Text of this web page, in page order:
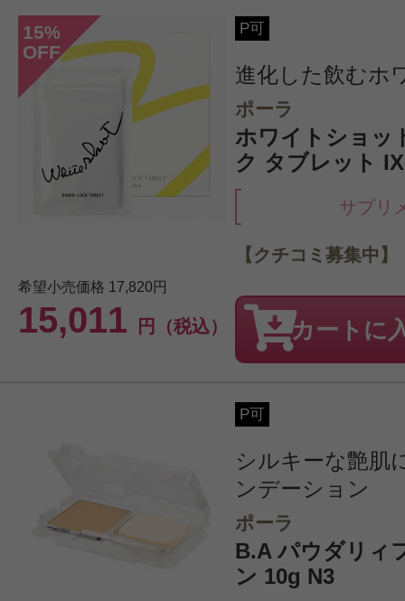
15%
OFF
P可
進化した飲むホ
ポーラ
ホワイトショッ
ク タブレット
サプリ
希望小売価格 17,820円
15,011 円（税込）
【クチコミ募集中】
カートに
P可
シルキーな艶肌
ンデーション
ポーラ
B.A パウダリィ
ン 10g N3